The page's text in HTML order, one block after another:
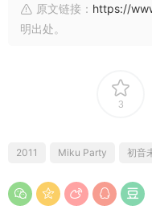
原文链接： https://
明出处。
3
2011 Miku Party 初音